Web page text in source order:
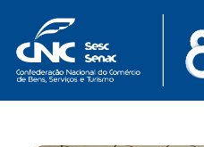
conteúdo